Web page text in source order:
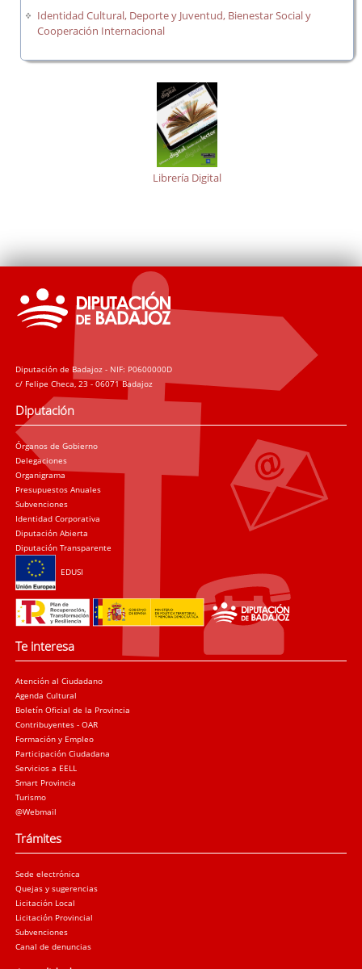
Identidad Cultural, Deporte y Juventud, Bienestar Social y
Cooperación Internacional
Librería Digital
Diputación de Badajoz - NIF: P0600000D
c/ Felipe Checa, 23 - 06071 Badajoz
Diputación
Órganos de Gobierno
Delegaciones
Organigrama
Presupuestos Anuales
Subvenciones
Identidad Corporativa
Diputación Abierta
Diputación Transparente
EDUSI
Te interesa
Atención al Ciudadano
Agenda Cultural
Boletín Oficial de la Provincia
Contribuyentes - OAR
Formación y Empleo
Participación Ciudadana
Servicios a EELL
Smart Provincia
Turismo
@Webmail
Trámites
Sede electrónica
Quejas y sugerencias
Licitación Local
Licitación Provincial
Subvenciones
Canal de denuncias